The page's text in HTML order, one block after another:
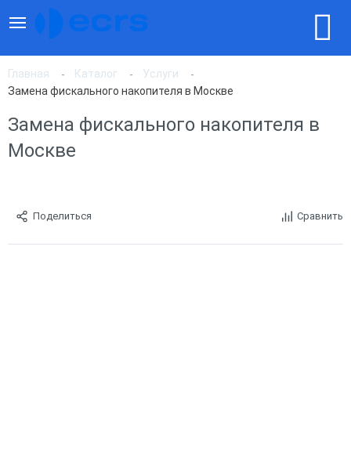
Главная Каталог
Услуги
Замена фискального накопителя в Москве
Замена фискального накопителя в
Москве
Поделиться Сравнить